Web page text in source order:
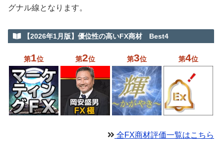
グナル線となります。
【2026年1月版】優位性の高いFX商材 Best4
第1位 第2位 第3位 第4位
全FX商材評価一覧はこちら